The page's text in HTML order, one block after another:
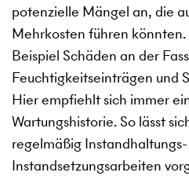
potenzielle Mängel an, die
Mehrkosten führen könnten.
Beispiel Schäden an der
Feuchtigkeitseinträgen und
Hier empfiehlt sich immer
Wartungshistorie. So lässt
regelmäßig
Instandsetzungsarbeiten